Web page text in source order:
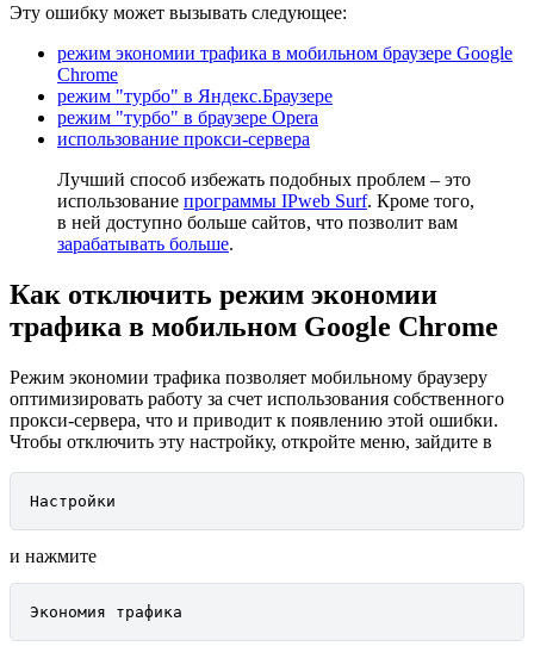
Эту ошибку может вызывать следующее:
режим экономии трафика в мобильном браузере Google
Chrome
режим "турбо" в Яндекс.Браузере
режим "турбо" в браузере Opera
использование прокси-сервера
Лучший способ избежать подобных проблем – это
использование программы IPweb Surf. Кроме того,
в ней доступно больше сайтов, что позволит вам
зарабатывать больше.
Как отключить режим экономии
трафика в мобильном Google Chrome
Режим экономии трафика позволяет мобильному браузеру
оптимизировать работу за счет использования собственного
прокси-сервера, что и приводит к появлению этой ошибки.
Чтобы отключить эту настройку, откройте меню, зайдите в
Настройки
и нажмите
Экономия трафика